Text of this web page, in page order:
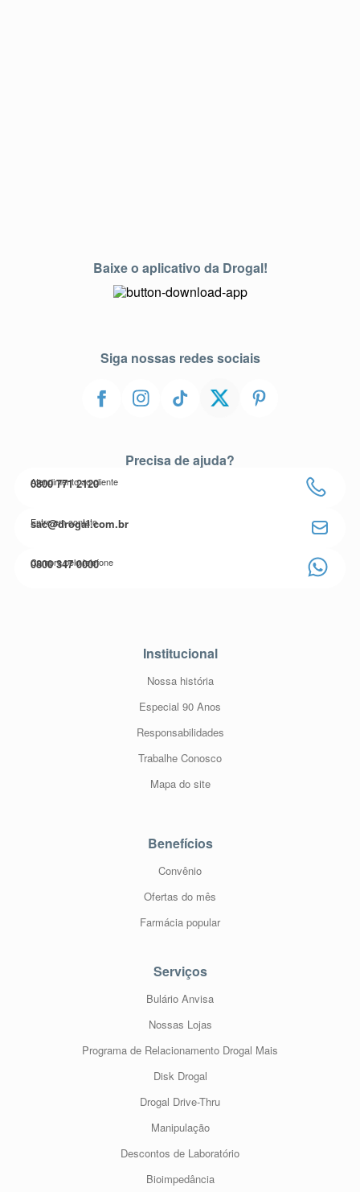
Baixe o aplicativo da Drogal!
Siga nossas redes sociais
Precisa de ajuda?
Atendimento ao cliente
0800 771 2120
Entre em contato
sac@drogal.com.br
Compre pelo telefone
0800 347 0000
Institucional
Nossa história
Especial 90 Anos
Responsabilidades
Trabalhe Conosco
Mapa do site
Benefícios
Convênio
Ofertas do mês
Farmácia popular
Serviços
Bulário Anvisa
Nossas Lojas
Programa de Relacionamento Drogal Mais
Disk Drogal
Drogal Drive-Thru
Manipulação
Descontos de Laboratório
Bioimpedância